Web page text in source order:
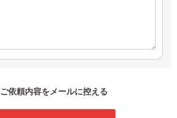
ご依頼内容をメールに控える